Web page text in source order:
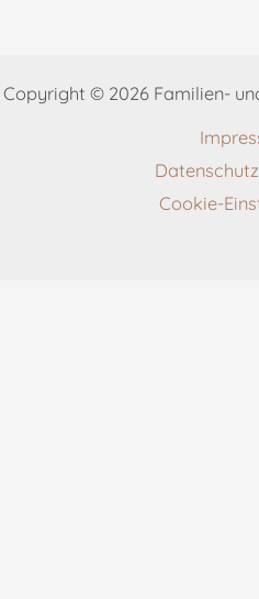
Copyright © 2026 Familien-
Cookie-